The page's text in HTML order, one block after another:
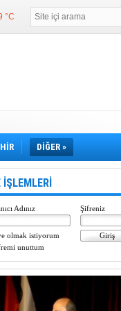
°C
girdi
DİĞER »
İŞLEMLERİ
Adınız Şifreniz
olmak istiyorum
unuttum